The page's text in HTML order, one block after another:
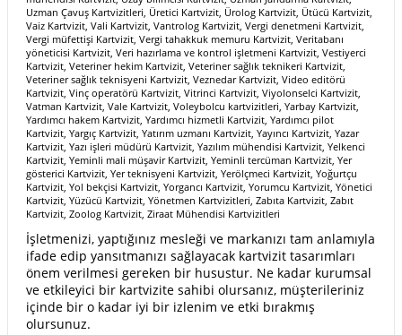
İşletmenizi, yaptığınız mesleği ve markanızı tam anlamıyla
ifade edip yansıtmanızı sağlayacak kartvizit tasarımları
önem verilmesi gereken bir husustur. Ne kadar kurumsal
ve etkileyici bir kartvizite sahibi olursanız, müşterileriniz
içinde bir o kadar iyi bir izlenim ve etki bırakmış
olursunuz.